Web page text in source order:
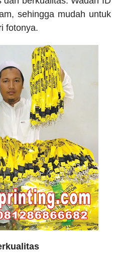
sehingga mudah untuk
fotonya.